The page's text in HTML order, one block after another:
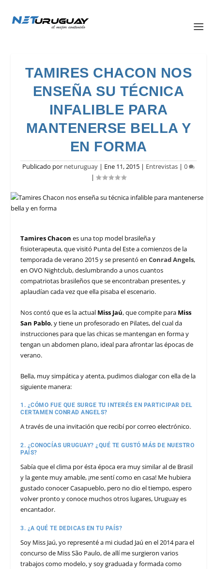
TAMIRES CHACON NOS
ENSEÑA SU TÉCNICA
INFALIBLE PARA
MANTENERSE BELLA Y
EN FORMA
Publicado por neturuguay | Ene 11, 2015 | Entrevistas | 0
|
Tamires Chacon es una top model brasileña y
fisioterapeuta, que visitó Punta del Este a comienzos de la
temporada de verano 2015 y se presentó enConrad Angels,
en OVO Nightclub, deslumbrando a unos cuantos
compatriotas brasileños que se encontraban presentes, y
aplaudían cada vez que ella pisaba el escenario.
Nos contó que es la actual Miss Jaú, que compite para Miss
San Pablo, y tiene un profesorado en Pilates, del cual da
instrucciones para que las chicas se mantengan en forma y
tengan un abdomen plano, ideal para afrontar las épocas de
verano.
Bella, muy simpática y atenta, pudimos dialogar con ella de la
siguiente manera:
1. ¿CÓMO FUE QUE SURGE TU INTERÉS EN PARTICIPAR DEL
CERTAMEN CONRAD ANGELS?
A través de una invitación que recibí por correo electrónico.
2. ¿CONOCÍAS URUGUAY? ¿QUÉ TE GUSTÓ MÁS DE NUESTRO
PAÍS?
Sabía que el clima por ésta época era muy similar al de Brasil
y la gente muy amable, ¡me sentí como en casa! Me hubiera
gustado conocer Casapueblo, pero no dio el tiempo, espero
volver pronto y conoce muchos otros lugares, Uruguay es
encantador.
3. ¿A QUÉ TE DEDICAS EN TU PAÍS?
Soy Miss Jaú, yo representé a mi ciudad Jaú en el 2014 para el
concurso de Miss São Paulo, de allí me surgieron varios
trabajos como modelo, y soy graduada y formada como